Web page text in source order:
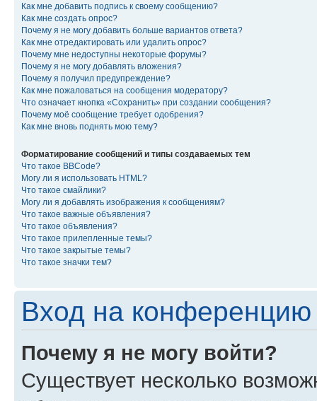
Как мне добавить подпись к своему сообщению?
Как мне создать опрос?
Почему я не могу добавить больше вариантов ответа?
Как мне отредактировать или удалить опрос?
Почему мне недоступны некоторые форумы?
Почему я не могу добавлять вложения?
Почему я получил предупреждение?
Как мне пожаловаться на сообщения модератору?
Что означает кнопка «Сохранить» при создании сообщения?
Почему моё сообщение требует одобрения?
Как мне вновь поднять мою тему?
Форматирование сообщений и типы создаваемых тем
Что такое BBCode?
Могу ли я использовать HTML?
Что такое смайлики?
Могу ли я добавлять изображения к сообщениям?
Что такое важные объявления?
Что такое объявления?
Что такое прилепленные темы?
Что такое закрытые темы?
Что такое значки тем?
Вход на конференцию
Почему я не могу войти?
Существует несколько